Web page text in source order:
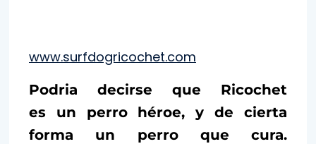
www.surfdogricochet.com
Podria decirse que Ricochet
es un perro héroe, y de cierta
forma un perro que cura.